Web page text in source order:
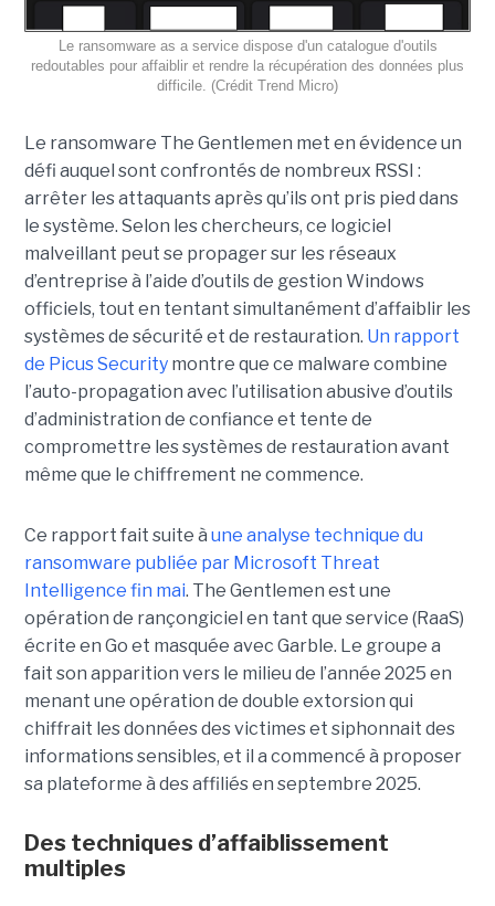
Le ransomware as a service dispose d'un catalogue d'outils
redoutables pour affaiblir et rendre la récupération des données plus
difficile. (Crédit Trend Micro)
Le ransomware The Gentlemen met en évidence un
défi auquel sont confrontés de nombreux RSSI :
arrêter les attaquants après qu’ils ont pris pied dans
le système. Selon les chercheurs, ce logiciel
malveillant peut se propager sur les réseaux
d’entreprise à l’aide d’outils de gestion Windows
officiels, tout en tentant simultanément d’affaiblir les
systèmes de sécurité et de restauration. Un rapport
de Picus Securitymontre que ce malware combine
l’auto-propagation avec l’utilisation abusive d’outils
d’administration de confiance et tente de
compromettre les systèmes de restauration avant
même que le chiffrement ne commence.
Ce rapport fait suite à une analyse technique du
ransomware publiée par Microsoft Threat
Intelligence fin mai. The Gentlemen est une
opération de rançongiciel en tant que service (RaaS)
écrite en Go et masquée avec Garble. Le groupe a
fait son apparition vers le milieu de l’année 2025 en
menant une opération de double extorsion qui
chiffrait les données des victimes et siphonnait des
informations sensibles, et il a commencé à proposer
sa plateforme à des affiliés en septembre 2025.
Des techniques d’affaiblissement
multiples